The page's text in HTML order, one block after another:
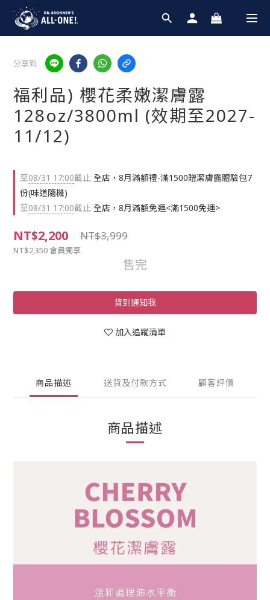
分享到
福利品) 櫻花柔嫩潔膚露
128oz/3800ml (效期至2027-
11/12)
至08/31 17:00截止 全店，8月滿額禮-滿1500贈潔膚露體驗包7
份(味道隨機)
至08/31 17:00截止 全店，8月滿額免運<滿1500免運>
NT$2,200 NT$3,999
NT$2,350會員獨享
售完
貨到通知我
加入追蹤清單
商品描述 送貨及付款方式 顧客評價
商品描述